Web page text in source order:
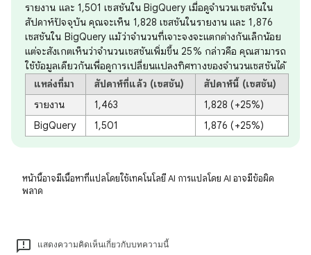
รายงาน และ 1,501 เซสชันใน BigQuery เมื่อดูจํานวนเซสชันใน
สัปดาห์ปัจจุบัน คุณจะเห็น 1,828 เซสชันในรายงาน และ 1,876
เซสชันใน BigQuery แม้ว่าจํานวนที่เจาะจงจะแตกต่างกันเล็กน้อย
แต่จะสังเกตเห็นว่าจํานวนเซสชันเพิ่มขึ้น 25% กล่าวคือ คุณสามารถ
ใช้ข้อมูลเดียวกันเพื่อดูการเปลี่ยนแปลงทิศทางของจํานวนเซสชันได้
แหล่งที่มา
สัปดาห์ที่แล้ว (เซสชัน)
สัปดาห์นี้ (เซสชัน)
รายงาน
1,463
1,828 (+25%)
BigQuery
1,501 1,876 (+25%)
หน้านี้อาจมีเนื้อหาที่แปลโดยใช้เทคโนโลยี AI การแปลโดย AI อาจมีข้อผิด
พลาด
แสดงความคิดเห็นเกี่ยวกับบทความนี้